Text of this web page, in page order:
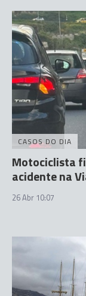
CASOS DO DIA
Motociclista
acidente na
26 Abr 10:07